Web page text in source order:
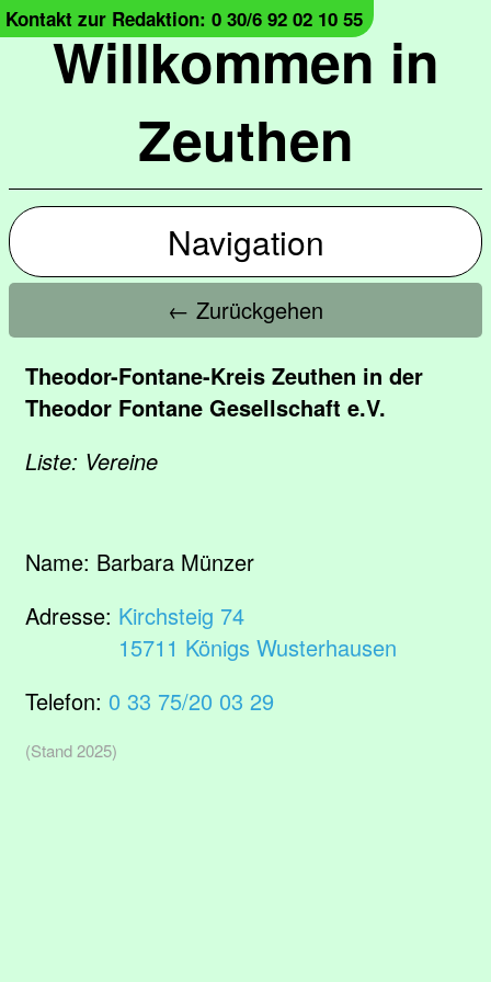
Willkommen in
Zeuthen
Kontakt zur Redaktion: 0 30/6 92 02 10 55
Navigation
← Zurückgehen
Theodor-Fontane-Kreis Zeuthen in der
Theodor Fontane Gesellschaft e.V.
Liste: Vereine
Name: Barbara Münzer
Adresse: Kirchsteig 74
15711 Königs Wusterhausen
Telefon: 0 33 75/20 03 29
(Stand 2025)